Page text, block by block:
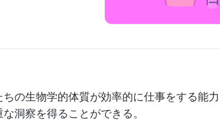
の生物学的体質が効率的に仕事をする能力
洞察を得ることができる。